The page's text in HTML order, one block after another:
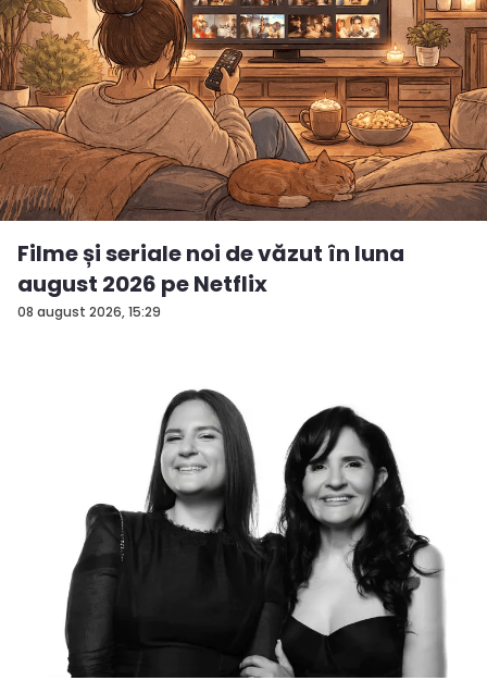
08 august 2026, 15:29
Filme și seriale noi de văzut în luna
august 2026 pe Netflix